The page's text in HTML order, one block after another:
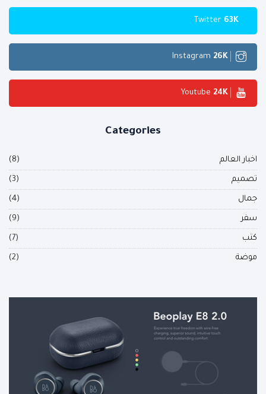
Twitter 75K
Instagram 32K
Youtube 28K
Categories
اخبار العالم (8)
تصميم (3)
جمال (4)
سفر (9)
كتب (7)
موضة (2)